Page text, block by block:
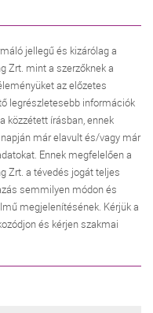
jellegű és kizárólag a
Zrt. mint a szerzőknek a
az előzetes
legrészletesebb információk
közzétett írásban, ennek
már elavult és/vagy már
Ennek megfelelően a
Zrt. a tévedés jogát teljes
semmilyen módon és
megjelenítésének. Kérjük a
és kérjen szakmai